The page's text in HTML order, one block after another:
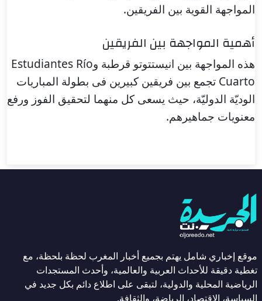
المواجهة القوية بين الفريقين.
أهمية المواجهة بين الفريقين
هذه المواجهة بين انيستتوتو قرطبة وEstudiantes Río
Cuarto تجمع بين فريقين كبيرين فى بطولة المباريات
الوديّة الدوليّة، حيث يسعى كل منهما لتحقيق الفوز ورفع
معنويات جماهيرهم.
موقع إخباري شامل يهتم بجميع أخبار المغرب لحظة بلحظة، مع
تغطية دقيقة للأحداث العربية والعالمية، وأحدث المستجدات
الرياضية المحلية والدولية، لتبقى على اطلاع دائم بكل جديد في
السياسة، الاقتصاد، الرياضة، والثقافة.